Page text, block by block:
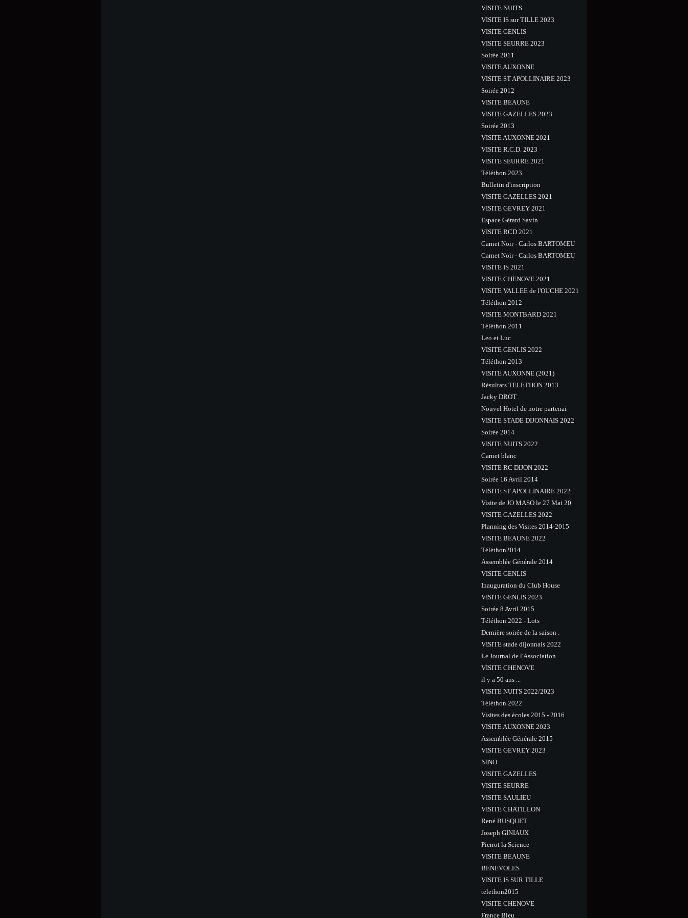
VISITE NUITS
VISITE IS sur TILLE 2023
VISITE GENLIS
VISITE SEURRE 2023
Soirée 2011
VISITE AUXONNE
VISITE ST APOLLINAIRE 2023
Soirée 2012
VISITE BEAUNE
VISITE GAZELLES 2023
Soirée 2013
VISITE AUXONNE 2021
VISITE R.C.D. 2023
VISITE SEURRE 2021
Téléthon 2023
Bulletin d'inscription
VISITE GAZELLES 2021
VISITE GEVREY 2021
Espace Gérard Savin
VISITE RCD 2021
Carnet Noir - Carlos BARTOMEU
Carnet Noir - Carlos BARTOMEU
VISITE IS 2021
VISITE CHENOVE 2021
VISITE VALLEE de l'OUCHE 2021
Téléthon 2012
VISITE MONTBARD 2021
Téléthon 2011
Leo et Luc
VISITE GENLIS 2022
Téléthon 2013
VISITE AUXONNE (2021)
Résultats TELETHON 2013
Jacky DROT
Nouvel Hotel de notre partenai
VISITE STADE DIJONNAIS 2022
Soirée 2014
VISITE NUITS 2022
Carnet blanc
VISITE RC DIJON 2022
Soirée 16 Avril 2014
VISITE ST APOLLINAIRE 2022
Visite de JO MASO le 27 Mai 20
VISITE GAZELLES 2022
Planning des Visites 2014-2015
VISITE BEAUNE 2022
Téléthon2014
Assemblée Générale 2014
VISITE GENLIS
Inauguration du Club House
VISITE GENLIS 2023
Soirée 8 Avril 2015
Téléthon 2022 - Lots
Dernière soirée de la saison .
VISITE stade dijonnais 2022
Le Journal de l'Association
VISITE CHENOVE
il y a 50 ans ...
VISITE NUITS 2022/2023
Téléthon 2022
Visites des écoles 2015 - 2016
VISITE AUXONNE 2023
Assemblée Générale 2015
VISITE GEVREY 2023
NINO
VISITE GAZELLES
VISITE SEURRE
VISITE SAULIEU
VISITE CHATILLON
René BUSQUET
Joseph GINIAUX
Pierrot la Science
VISITE BEAUNE
BENEVOLES
VISITE IS SUR TILLE
telethon2015
VISITE CHENOVE
France Bleu